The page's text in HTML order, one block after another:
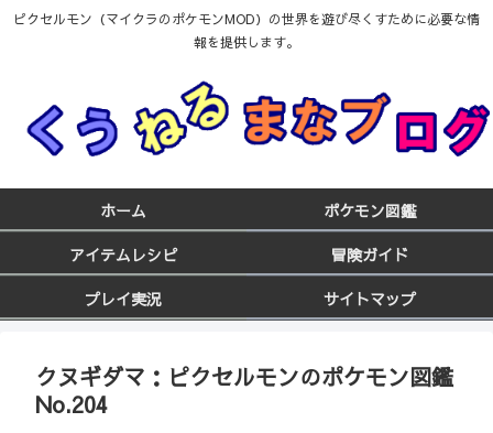
ピクセルモン（マイクラのポケモンMOD）の世界を遊び尽くすために必要な情
報を提供します。
ホーム
ポケモン図鑑
アイテムレシピ
冒険ガイド
プレイ実況
サイトマップ
クヌギダマ：ピクセルモンのポケモン図鑑
No.204